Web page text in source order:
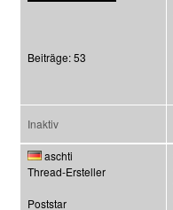
Beiträge: 53
Inaktiv
aschti
Thread-Ersteller
Poststar